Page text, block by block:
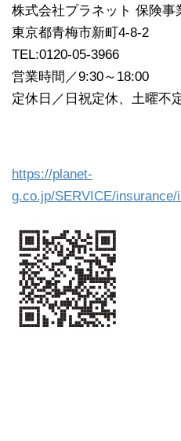
株式会社プラネット 保険事
東京都青梅市新町4-8-2
TEL:0120-05-3966
営業時間／9:30～18:00
定休日／日祝定休、土曜不
https://planet-
g.co.jp/SERVICE/insurance/